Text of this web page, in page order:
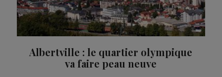
Albertville : le quartier olympique
va faire peau neuve